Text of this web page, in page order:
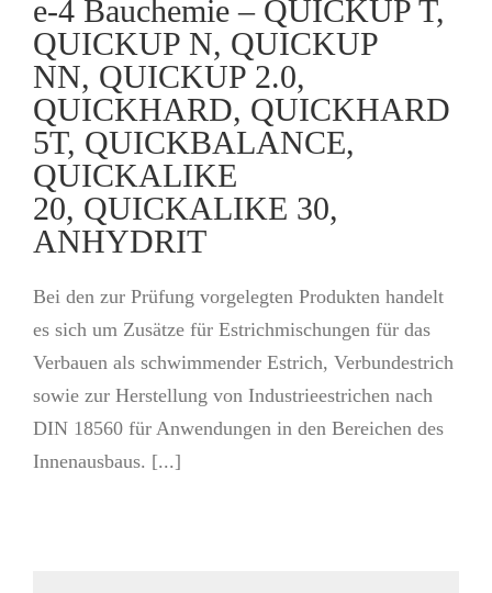
e-4 Bauchemie – QUICKUP T,
QUICKUP N, QUICKUP
NN, QUICKUP 2.0,
QUICKHARD, QUICKHARD
5T, QUICKBALANCE,
QUICKALIKE
20, QUICKALIKE 30,
ANHYDRIT
Bei den zur Prüfung vorgelegten Produkten handelt
es sich um Zusätze für Estrichmischungen für das
Verbauen als schwimmender Estrich, Verbundestrich
sowie zur Herstellung von Industrieestrichen nach
DIN 18560 für Anwendungen in den Bereichen des
Innenausbaus. [...]